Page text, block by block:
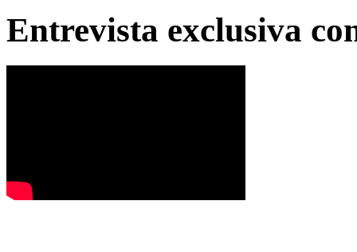
Entrevista exclusiva